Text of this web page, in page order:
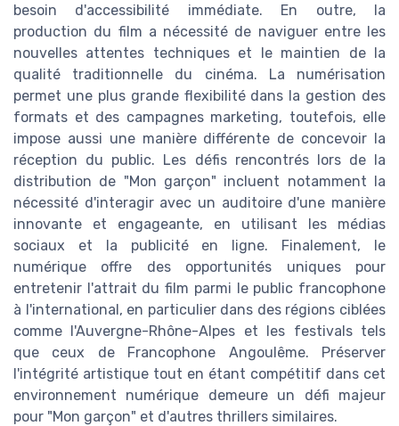
besoin d'accessibilité immédiate. En outre, la
production du film a nécessité de naviguer entre les
nouvelles attentes techniques et le maintien de la
qualité traditionnelle du cinéma. La numérisation
permet une plus grande flexibilité dans la gestion des
formats et des campagnes marketing, toutefois, elle
impose aussi une manière différente de concevoir la
réception du public. Les défis rencontrés lors de la
distribution de "Mon garçon" incluent notamment la
nécessité d'interagir avec un auditoire d'une manière
innovante et engageante, en utilisant les médias
sociaux et la publicité en ligne. Finalement, le
numérique offre des opportunités uniques pour
entretenir l'attrait du film parmi le public francophone
à l'international, en particulier dans des régions ciblées
comme l'Auvergne-Rhône-Alpes et les festivals tels
que ceux de Francophone Angoulême. Préserver
l'intégrité artistique tout en étant compétitif dans cet
environnement numérique demeure un défi majeur
pour "Mon garçon" et d'autres thrillers similaires.